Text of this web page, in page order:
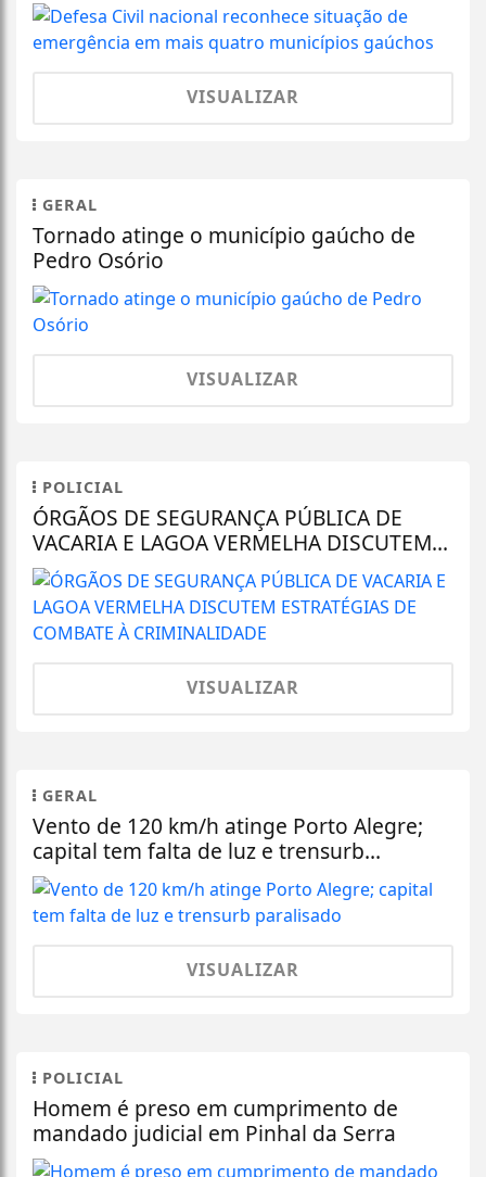
VISUALIZAR
GERAL
Tornado atinge o município gaúcho de
Pedro Osório
VISUALIZAR
POLICIAL
ÓRGÃOS DE SEGURANÇA PÚBLICA DE
VACARIA E LAGOA VERMELHA DISCUTEM...
VISUALIZAR
GERAL
Vento de 120 km/h atinge Porto Alegre;
capital tem falta de luz e trensurb...
VISUALIZAR
POLICIAL
Homem é preso em cumprimento de
mandado judicial em Pinhal da Serra